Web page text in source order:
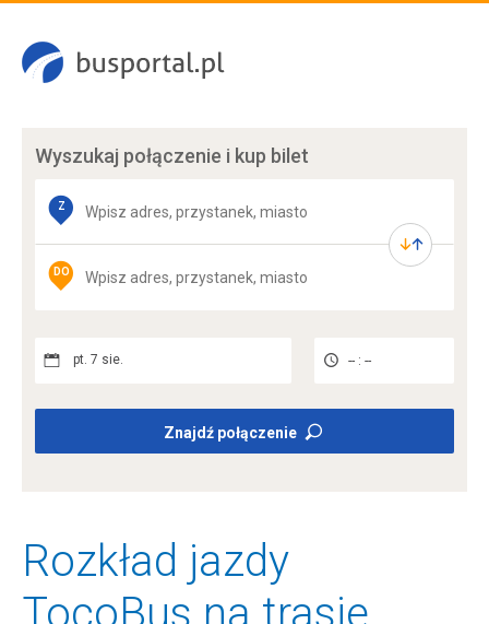
Wyszukaj połączenie i kup bilet
Z
DO
pt. 7 sie. -- : --
Znajdź połączenie
Rozkład jazdy
TocoBus na trasie